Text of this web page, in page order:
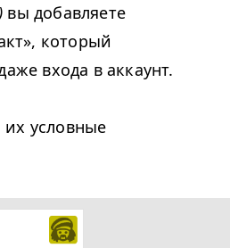
вы добавляете
который
входа в аккаунт.
их условные